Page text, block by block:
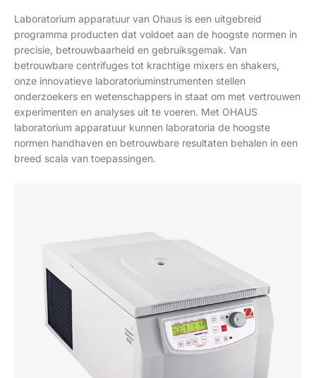
Laboratorium apparatuur van Ohaus is een uitgebreid
programma producten dat voldoet aan de hoogste normen in
precisie, betrouwbaarheid en gebruiksgemak. Van
betrouwbare centrifuges tot krachtige mixers en shakers,
onze innovatieve laboratoriuminstrumenten stellen
onderzoekers en wetenschappers in staat om met vertrouwen
experimenten en analyses uit te voeren. Met OHAUS
laboratorium apparatuur kunnen laboratoria de hoogste
normen handhaven en betrouwbare resultaten behalen in een
breed scala van toepassingen.